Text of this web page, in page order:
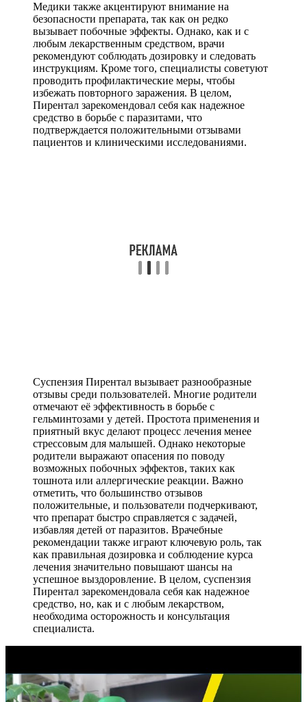
Медики также акцентируют внимание на
безопасности препарата, так как он редко
вызывает побочные эффекты. Однако, как и с
любым лекарственным средством, врачи
рекомендуют соблюдать дозировку и следовать
инструкциям. Кроме того, специалисты советуют
проводить профилактические меры, чтобы
избежать повторного заражения. В целом,
Пирентал зарекомендовал себя как надежное
средство в борьбе с паразитами, что
подтверждается положительными отзывами
пациентов и клиническими исследованиями.
Суспензия Пирентал вызывает разнообразные
отзывы среди пользователей. Многие родители
отмечают её эффективность в борьбе с
гельминтозами у детей. Простота применения и
приятный вкус делают процесс лечения менее
стрессовым для малышей. Однако некоторые
родители выражают опасения по поводу
возможных побочных эффектов, таких как
тошнота или аллергические реакции. Важно
отметить, что большинство отзывов
положительные, и пользователи подчеркивают,
что препарат быстро справляется с задачей,
избавляя детей от паразитов. Врачебные
рекомендации также играют ключевую роль, так
как правильная дозировка и соблюдение курса
лечения значительно повышают шансы на
успешное выздоровление. В целом, суспензия
Пирентал зарекомендовала себя как надежное
средство, но, как и с любым лекарством,
необходима осторожность и консультация
специалиста.